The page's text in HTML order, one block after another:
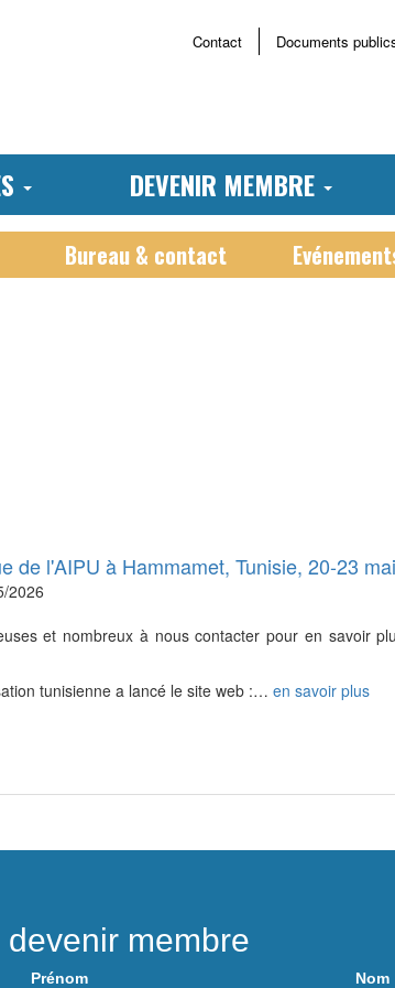
Documents
Contact
DEVENIR MEMBRE
Bureau & contact
de l'AIPU à Hammamet, Tunisie, 20-23
2026
et nombreux à nous contacter pour en savoir
tunisienne a lancé le site web :… en savoir plus
membre
Prénom Nom